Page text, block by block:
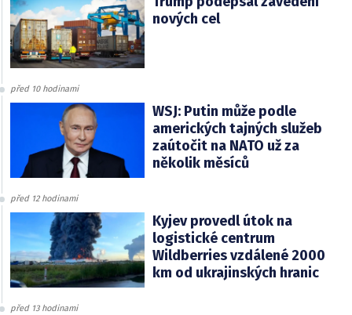
nových cel
před 10 hodinami
WSJ: Putin může podle
amerických tajných služeb
zaútočit na NATO už za
několik měsíců
před 12 hodinami
Kyjev provedl útok na
logistické centrum
Wildberries vzdálené 2000
km od ukrajinských hranic
před 13 hodinami